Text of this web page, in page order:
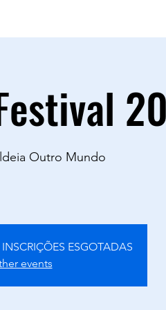
Outro Mundo
ESGOTADAS
events